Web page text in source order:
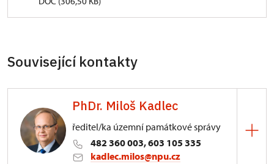
Související kontakty
PhDr. Miloš Kadlec
ředitel/ka územní památkové správy
482 360 003, 603 105 335
kadlec.milos@npu.cz